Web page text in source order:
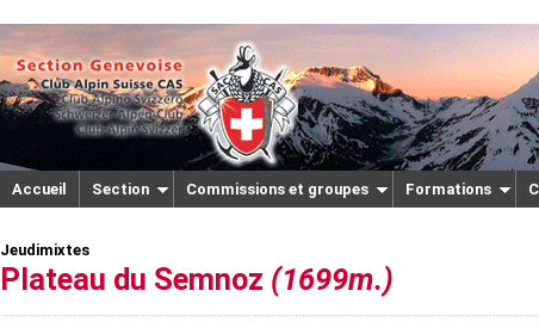
Accueil Section Commissions et groupes Formations
Jeudimixtes
Plateau du Semnoz (1699m.)